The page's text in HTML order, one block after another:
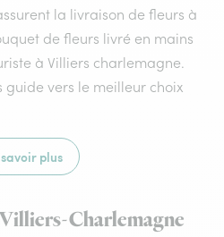
la livraison de fleurs à
de fleurs livré en mains
à Villiers charlemagne.
vers le meilleur choix
savoir plus
Charlemagne